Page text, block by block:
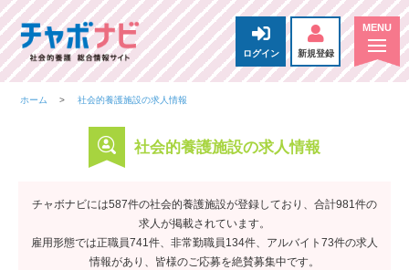
ログイン 新規登録
ホーム 社会的養護施設の求人情報
社会的養護施設の求人情報
チャボナビには587件の社会的養護施設が登録しており、合計981件の
求人が掲載されています。
雇用形態では正職員741件、非常勤職員134件、アルバイト73件の求人
情報があり、皆様のご応募を絶賛募集中です。